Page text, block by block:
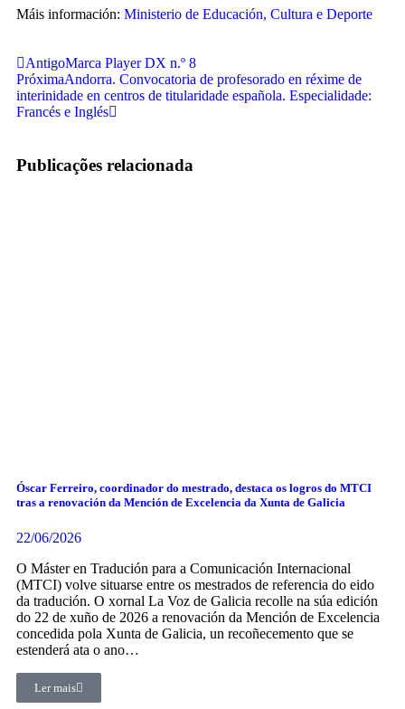
Máis información: Ministerio de Educación, Cultura e Deporte
AntigoMarca Player DX n.º 8
PróximaAndorra. Convocatoria de profesorado en réxime de
interinidade en centros de titularidade española. Especialidade:
Francés e Inglés
Publicações relacionada
Óscar Ferreiro, coordinador do mestrado, destaca os logros do MTCI
tras a renovación da Mención de Excelencia da Xunta de Galicia
22/06/2026
O Máster en Tradución para a Comunicación Internacional
(MTCI) volve situarse entre os mestrados de referencia do eido
da tradución. O xornal La Voz de Galicia recolle na súa edición
do 22 de xuño de 2026 a renovación da Mención de Excelencia
concedida pola Xunta de Galicia, un recoñecemento que se
estenderá ata o ano…
Ler mais